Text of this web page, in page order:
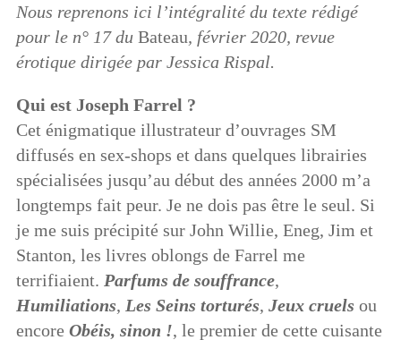
Nous reprenons ici l’intégralité du texte rédigé
pour le n° 17 du Bateau, février 2020, revue
érotique dirigée par Jessica Rispal.
Qui est Joseph Farrel ?
Cet énigmatique illustrateur d’ouvrages SM
diffusés en sex-shops et dans quelques librairies
spécialisées jusqu’au début des années 2000 m’a
longtemps fait peur. Je ne dois pas être le seul. Si
je me suis précipité sur John Willie, Eneg, Jim et
Stanton, les livres oblongs de Farrel me
terrifiaient. Parfums de souffrance,
Humiliations, Les Seins torturés, Jeux cruels ou
encore Obéis, sinon !, le premier de cette cuisante